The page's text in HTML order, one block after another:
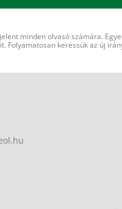
minden olvasó számára.
Folyamatosan keressük az új